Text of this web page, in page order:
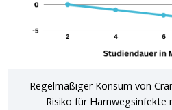
Regelmäßiger Konsum von
Risiko für Harnwegsinfekte